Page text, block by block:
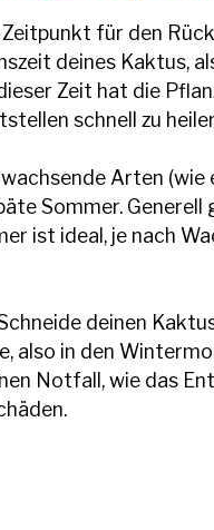
Zeitpunkt für den
deines Kaktus,
Zeit hat die
schnell zu
Arten (wie
Sommer. Generell
ist ideal, je nach
deinen
also in den
Notfall, wie das